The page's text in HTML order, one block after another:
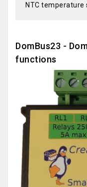
NTC temperature
DomBus23 -
functions